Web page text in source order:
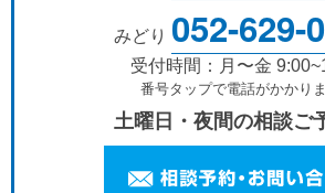
みどり 052-629-
受付時間：月〜金
番号タップで電話がかかり
土曜日・夜間の相談ご